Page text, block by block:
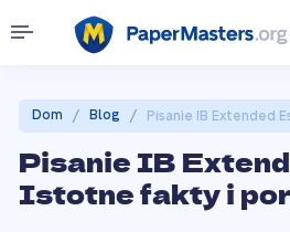
Dom / Blog / Pisanie IB Extended
Pisanie IB
Istotne fakty i